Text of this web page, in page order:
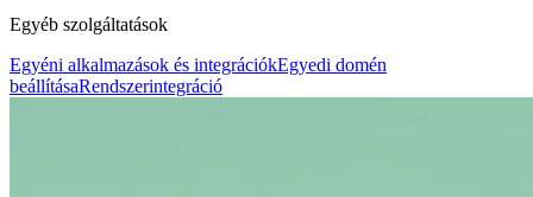
Egyéb szolgáltatások
Egyéni alkalmazások és integrációkEgyedi domén
beállításaRendszerintegráció